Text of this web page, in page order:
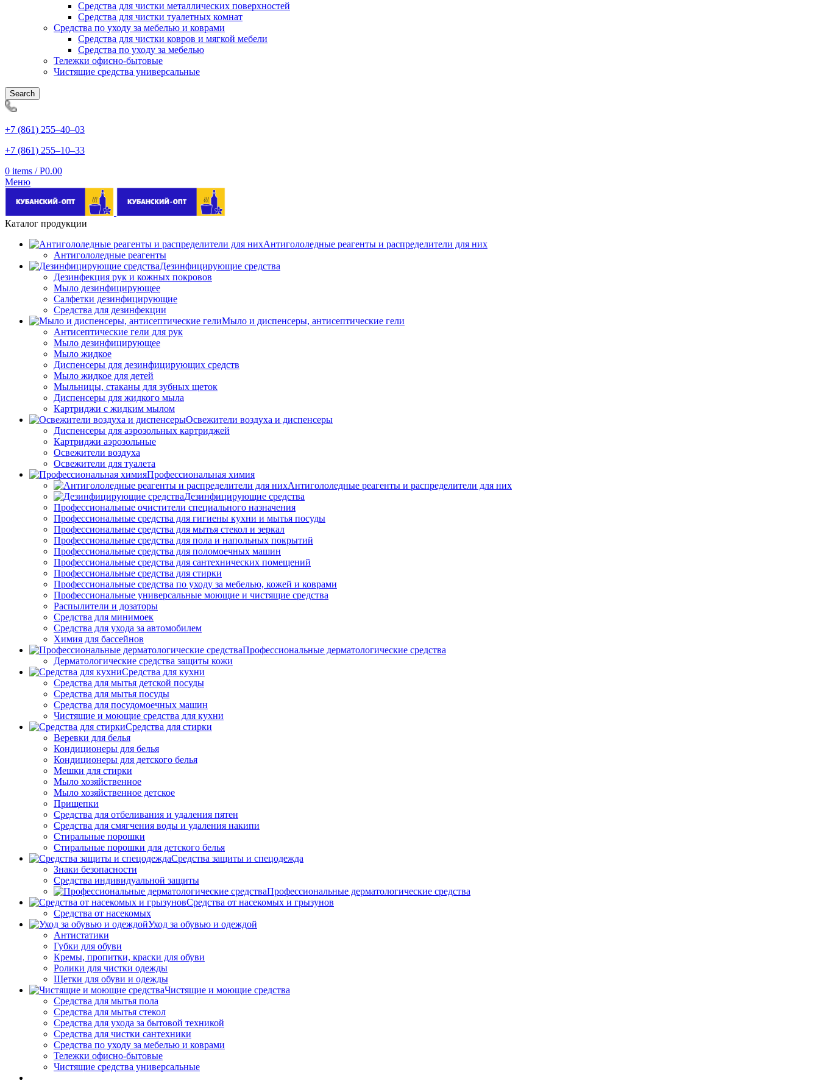
Средства для чистки металлических поверхностей
Средства для чистки туалетных комнат
Средства по уходу за мебелью и коврами
Средства для чистки ковров и мягкой мебели
Средства по уходу за мебелью
Тележки офисно-бытовые
Чистящие средства универсальные
Search
+7 (861) 255‒40‒03
+7 (861) 255‒10‒33
0 items / Р0.00
Меню
Каталог продукции
Антигололедные реагенты и распределители для них
Антигололедные реагенты
Дезинфицирующие средства
Дезинфекция рук и кожных покровов
Мыло дезинфицирующее
Салфетки дезинфицирующие
Средства для дезинфекции
Мыло и диспенсеры, антисептические гели
Антисептические гели для рук
Мыло дезинфицирующее
Мыло жидкое
Диспенсеры для дезинфицирующих средств
Мыло жидкое для детей
Мыльницы, стаканы для зубных щеток
Диспенсеры для жидкого мыла
Картриджи с жидким мылом
Освежители воздуха и диспенсеры
Диспенсеры для аэрозольных картриджей
Картриджи аэрозольные
Освежители воздуха
Освежители для туалета
Профессиональная химия
Антигололедные реагенты и распределители для них
Дезинфицирующие средства
Профессиональные очистители специального назначения
Профессиональные средства для гигиены кухни и мытья посуды
Профессиональные средства для мытья стекол и зеркал
Профессиональные средства для пола и напольных покрытий
Профессиональные средства для поломоечных машин
Профессиональные средства для сантехнических помещений
Профессиональные средства для стирки
Профессиональные средства по уходу за мебелью, кожей и коврами
Профессиональные универсальные моющие и чистящие средства
Распылители и дозаторы
Средства для минимоек
Средства для ухода за автомобилем
Химия для бассейнов
Профессиональные дерматологические средства
Дерматологические средства защиты кожи
Средства для кухни
Средства для мытья детской посуды
Средства для мытья посуды
Средства для посудомоечных машин
Чистящие и моющие средства для кухни
Средства для стирки
Веревки для белья
Кондиционеры для белья
Кондиционеры для детского белья
Мешки для стирки
Мыло хозяйственное
Мыло хозяйственное детское
Прищепки
Средства для отбеливания и удаления пятен
Средства для смягчения воды и удаления накипи
Стиральные порошки
Стиральные порошки для детского белья
Средства защиты и спецодежда
Знаки безопасности
Средства индивидуальной защиты
Профессиональные дерматологические средства
Средства от насекомых и грызунов
Средства от насекомых
Уход за обувью и одеждой
Антистатики
Губки для обуви
Кремы, пропитки, краски для обуви
Ролики для чистки одежды
Щетки для обуви и одежды
Чистящие и моющие средства
Средства для мытья пола
Средства для мытья стекол
Средства для ухода за бытовой техникой
Средства для чистки сантехники
Средства по уходу за мебелью и коврами
Тележки офисно-бытовые
Чистящие средства универсальные